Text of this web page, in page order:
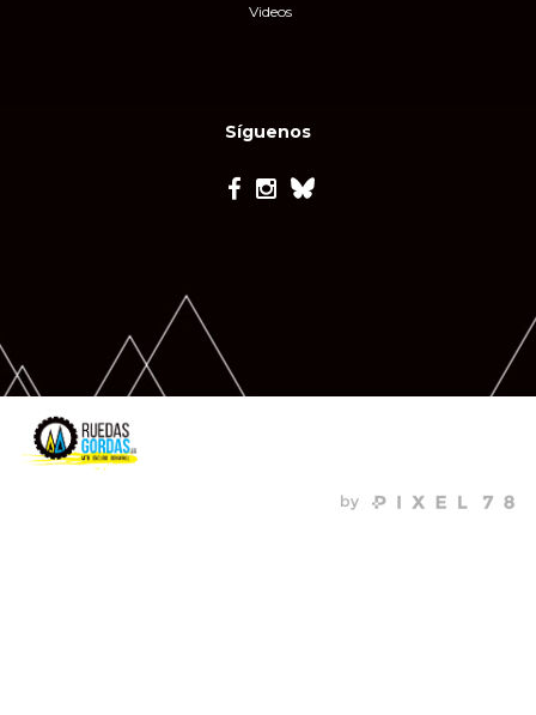
Síguenos
Videos